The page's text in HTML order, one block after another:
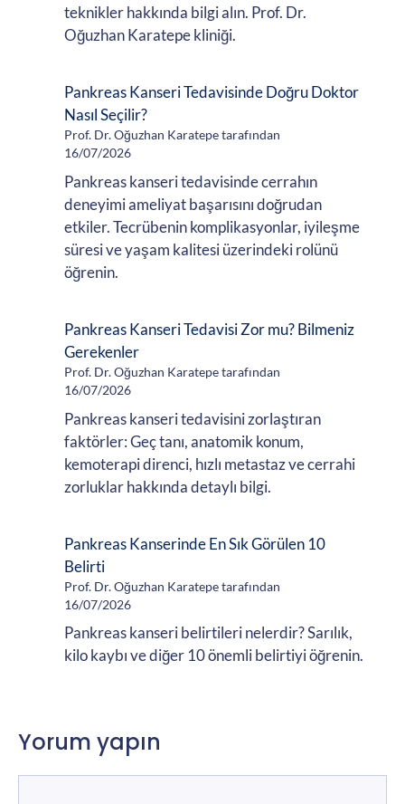
teknikler hakkında bilgi alın. Prof. Dr.
Oğuzhan Karatepe kliniği.
Pankreas Kanseri Tedavisinde Doğru Doktor
Nasıl Seçilir?
Prof. Dr. Oğuzhan Karatepe tarafından
16/07/2026
Pankreas kanseri tedavisinde cerrahın
deneyimi ameliyat başarısını doğrudan
etkiler. Tecrübenin komplikasyonlar, iyileşme
süresi ve yaşam kalitesi üzerindeki rolünü
öğrenin.
Pankreas Kanseri Tedavisi Zor mu? Bilmeniz
Gerekenler
Prof. Dr. Oğuzhan Karatepe tarafından
16/07/2026
Pankreas kanseri tedavisini zorlaştıran
faktörler: Geç tanı, anatomik konum,
kemoterapi direnci, hızlı metastaz ve cerrahi
zorluklar hakkında detaylı bilgi.
Pankreas Kanserinde En Sık Görülen 10
Belirti
Prof. Dr. Oğuzhan Karatepe tarafından
16/07/2026
Pankreas kanseri belirtileri nelerdir? Sarılık,
kilo kaybı ve diğer 10 önemli belirtiyi öğrenin.
Yorum yapın